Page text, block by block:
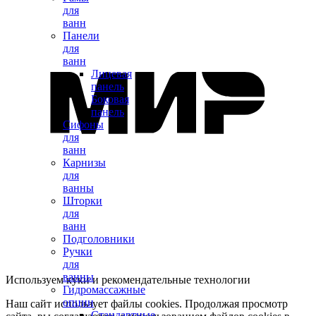
для
ванн
Панели
для
ванн
Лицевая
панель
Боковая
панель
Сифоны
для
ванн
Карнизы
для
ванны
Шторки
для
ванн
Подголовники
Ручки
для
ванны
Гидромассажные
опции
Используем куки и рекомендательные технологии
Наш сайт использует файлы cookies. Продолжая просмотр